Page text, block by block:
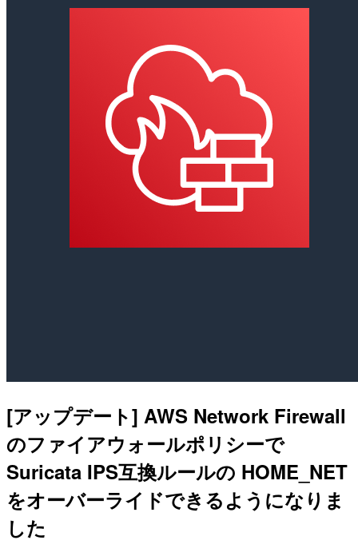
[アップデート] AWS Network Firewall
のファイアウォールポリシーで
Suricata IPS互換ルールの HOME_NET
をオーバーライドできるようになりま
した